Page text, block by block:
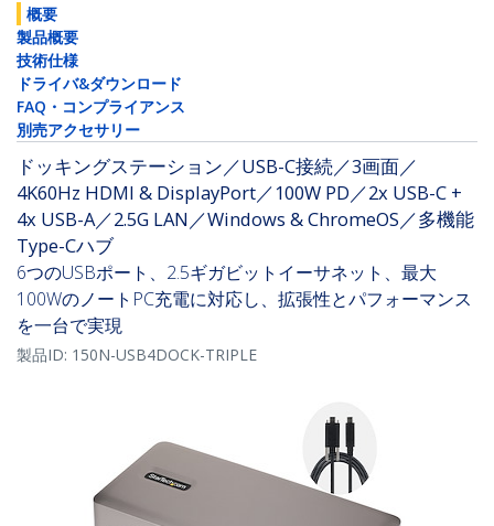
概要
製品概要
技術仕様
ドライバ&ダウンロード
FAQ・コンプライアンス
別売アクセサリー
ドッキングステーション／USB-C接続／3画面／
4K60Hz HDMI & DisplayPort／100W PD／2x USB-C +
4x USB-A／2.5G LAN／Windows & ChromeOS／多機能
Type-Cハブ
6つのUSBポート、2.5ギガビットイーサネット、最大
100WのノートPC充電に対応し、拡張性とパフォーマンス
を一台で実現
製品ID: 150N-USB4DOCK-TRIPLE